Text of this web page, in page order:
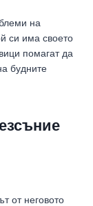
на
си има своето
помагат да
будните
от неговото